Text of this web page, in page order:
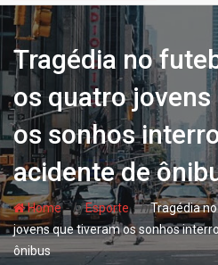
Tragédia no
os quatro
os sonhos
acidente de
Home- hjEsporte- hjTragédia
jovens que tiveram os sonhos
ônibus